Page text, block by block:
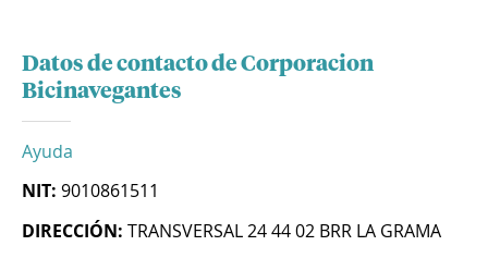
Datos de contacto de Corporacion
Bicinavegantes
Ayuda
NIT: 9010861511
DIRECCIÓN: TRANSVERSAL 24 44 02 BRR LA GRAMA